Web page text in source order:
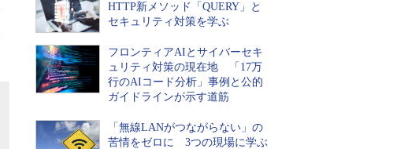
HTTP新メソッド「QUERY」と
セキュリティ対策を学ぶ
フロンティアAIとサイバーセキ
ュリティ対策の現在地 「17万
行のAIコード分析」事例と公的
ガイドラインが示す道筋
「無線LANがつながらない」の
苦情をゼロに 3つの現場に学ぶ